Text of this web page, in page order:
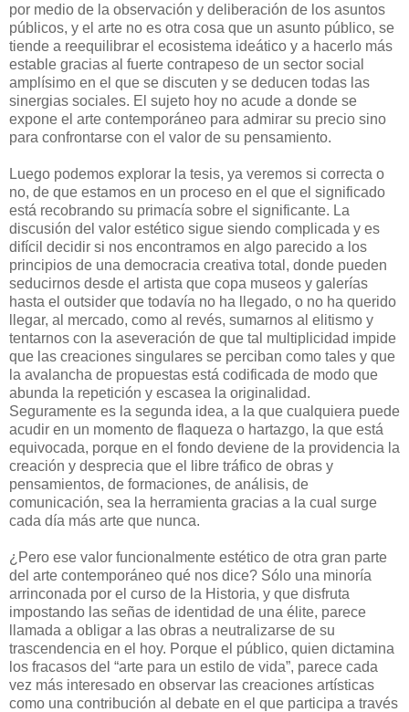
por medio de la observación y deliberación de los asuntos
públicos, y el arte no es otra cosa que un asunto público, se
tiende a reequilibrar el ecosistema ideático y a hacerlo más
estable gracias al fuerte contrapeso de un sector social
amplísimo en el que se discuten y se deducen todas las
sinergias sociales. El sujeto hoy no acude a donde se
expone el arte contemporáneo para admirar su precio sino
para confrontarse con el valor de su pensamiento.
Luego podemos explorar la tesis, ya veremos si correcta o
no, de que estamos en un proceso en el que el significado
está recobrando su primacía sobre el significante. La
discusión del valor estético sigue siendo complicada y es
difícil decidir si nos encontramos en algo parecido a los
principios de una democracia creativa total, donde pueden
seducirnos desde el artista que copa museos y galerías
hasta el outsider que todavía no ha llegado, o no ha querido
llegar, al mercado, como al revés, sumarnos al elitismo y
tentarnos con la aseveración de que tal multiplicidad impide
que las creaciones singulares se perciban como tales y que
la avalancha de propuestas está codificada de modo que
abunda la repetición y escasea la originalidad.
Seguramente es la segunda idea, a la que cualquiera puede
acudir en un momento de flaqueza o hartazgo, la que está
equivocada, porque en el fondo deviene de la providencia la
creación y desprecia que el libre tráfico de obras y
pensamientos, de formaciones, de análisis, de
comunicación, sea la herramienta gracias a la cual surge
cada día más arte que nunca.
¿Pero ese valor funcionalmente estético de otra gran parte
del arte contemporáneo qué nos dice? Sólo una minoría
arrinconada por el curso de la Historia, y que disfruta
impostando las señas de identidad de una élite, parece
llamada a obligar a las obras a neutralizarse de su
trascendencia en el hoy. Porque el público, quien dictamina
los fracasos del “arte para un estilo de vida”, parece cada
vez más interesado en observar las creaciones artísticas
como una contribución al debate en el que participa a través